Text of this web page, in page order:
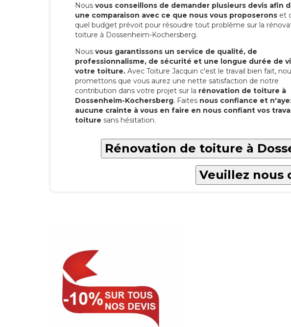
Nous vous conseillons de demander plusieurs devis afin
une comparaison avec ce que nous vous proposerons et
quel budget prévoit pour résoudre tout problème sur la
toiture à Dossenheim-Kochersberg.
Nous vous garantissons un service de qualité, de
professionnalisme, de sécurité et une longue durée de
votre toiture. Avec Toiture Jacquin c'est le travail bien fait,
promettons que vous aurez une nette satisfaction de notre
contribution dans votre projet sur la rénovation de toiture à
Dossenheim-Kochersberg. Faites nous confiance et
aucune crainte à vous en faire en nous confiant vos
toiture sans hésitation.
Rénovation de toiture à
Veuillez nous